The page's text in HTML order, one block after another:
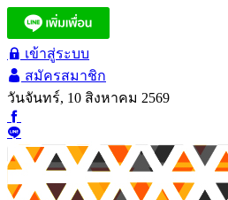
เข้าสู่ระบบ
สมัครสมาชิก
วันจันทร์, 10 สิงหาคม 2569